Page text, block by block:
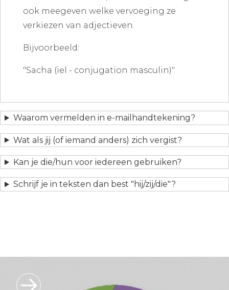
ook meegeven welke vervoeging ze
verkiezen van adjectieven.
Bijvoorbeeld:
"Sacha (iel - conjugation masculin)"
Waarom vermelden in e-mailhandtekening?
Wat als jij (of iemand anders) zich vergist?
Kan je die/hun voor iedereen gebruiken?
Schrijf je in teksten dan best "hij/zij/die"?